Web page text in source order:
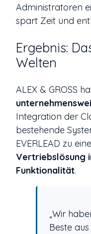
Administratoren
spart Zeit und
Ergebnis:
Welten
ALEX & GROSS
Integration der
bestehende
EVERLEAD zu
Vertriebslösung
Funktionalität.
„Wir
Beste